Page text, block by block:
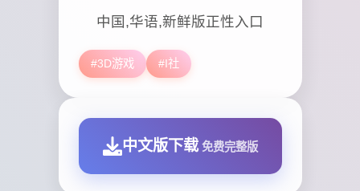
中国,华语,新鲜版正性入口
#3D游戏 #I社
中文版下载 免费完整版